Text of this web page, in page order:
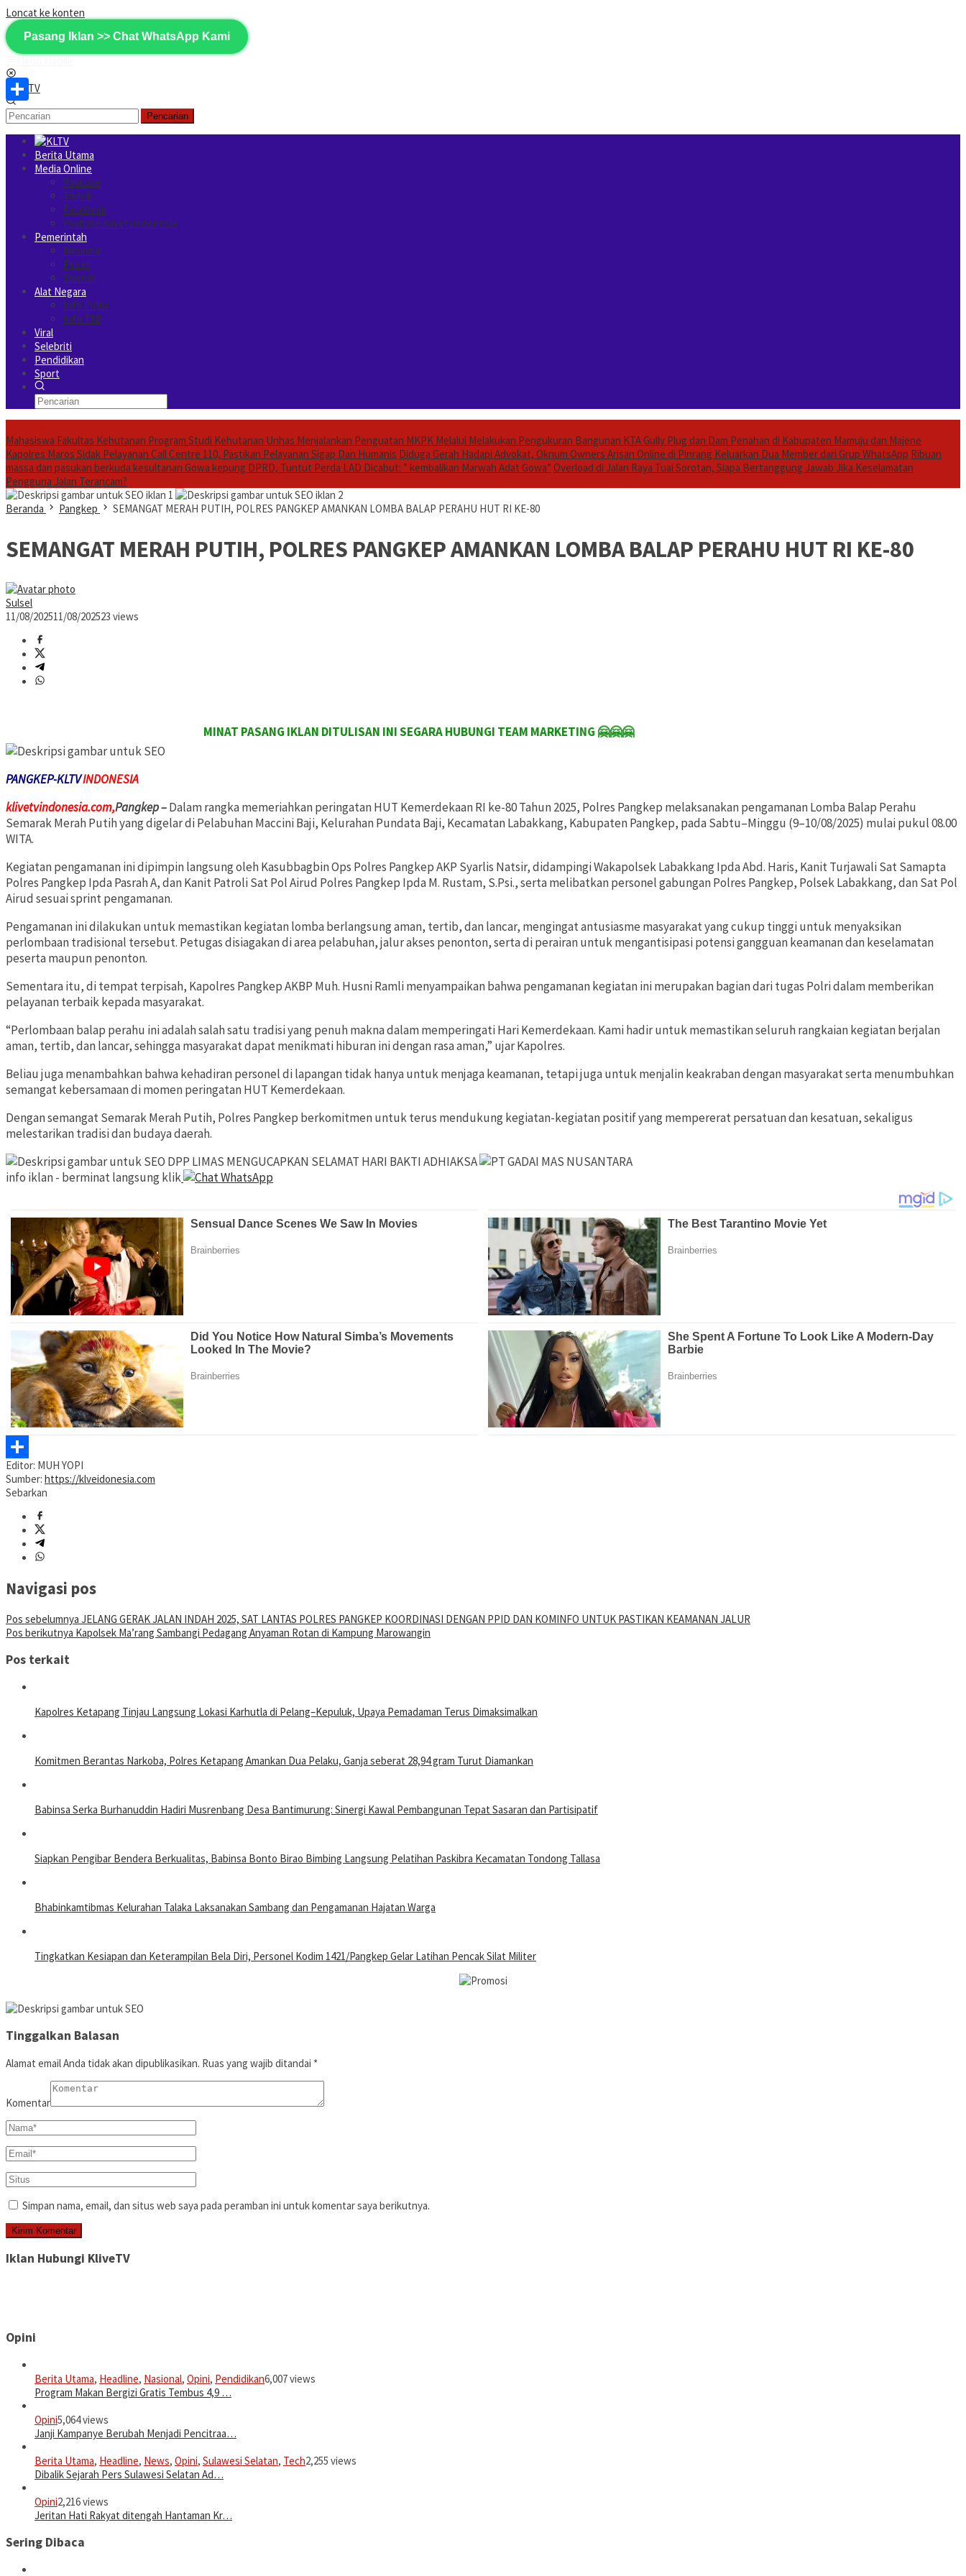
Loncat ke konten
Pasang Iklan >> Chat WhatsApp Kami
Menu Mobile
Pencarian
Berita Utama
Media Online
Youtube
Tiktok
Facebook
Youtube Klivetvindonesia
Pemerintah
Nasional
Pusat
Daerah
Alat Negara
Info Polisi
Info TNI
Viral
Selebriti
Pendidikan
Sport
Mahasiswa Fakultas Kehutanan Program Studi Kehutanan Unhas Menjalankan Penguatan MKPK Melalui Melakukan Pengukuran Bangunan KTA Gully Plug dan Dam Penahan di Kabupaten Mamuju dan Majene
Kapolres Maros Sidak Pelayanan Call Centre 110, Pastikan Pelayanan Sigap Dan Humanis Diduga Gerah Hadapi Advokat, Oknum Owners Arisan Online di Pinrang Keluarkan Dua Member dari Grup WhatsApp Ribuan
massa dan pasukan berkuda kesultanan Gowa kepung DPRD, Tuntut Perda LAD Dicabut: ” kembalikan Marwah Adat Gowa” Overload di Jalan Raya Tuai Sorotan, Siapa Bertanggung Jawab Jika Keselamatan
Pengguna Jalan Terancam?
iklan 1
iklan 2
Beranda
Pangkep SEMANGAT MERAH PUTIH, POLRES PANGKEP AMANKAN LOMBA BALAP PERAHU HUT RI KE-80
SEMANGAT MERAH PUTIH, POLRES PANGKEP AMANKAN LOMBA BALAP PERAHU HUT RI KE-80
Sulsel
11/08/202511/08/202523 views
MINAT PASANG IKLAN DITULISAN INI SEGARA HUBUNGI TEAM MARKETING 🤗🤗🤗
PANGKEP-KLTVINDONESIA
klivetvindonesia.com,Pangkep –Dalam rangka memeriahkan peringatan HUT Kemerdekaan RI ke-80 Tahun 2025, Polres Pangkep melaksanakan pengamanan Lomba Balap Perahu
Semarak Merah Putih yang digelar di Pelabuhan Maccini Baji, Kelurahan Pundata Baji, Kecamatan Labakkang, Kabupaten Pangkep, pada Sabtu–Minggu (9–10/08/2025) mulai pukul 08.00
WITA.
Kegiatan pengamanan ini dipimpin langsung oleh Kasubbagbin Ops Polres Pangkep AKP Syarlis Natsir, didampingi Wakapolsek Labakkang Ipda Abd. Haris, Kanit Turjawali Sat Samapta
Polres Pangkep Ipda Pasrah A, dan Kanit Patroli Sat Pol Airud Polres Pangkep Ipda M. Rustam, S.Psi., serta melibatkan personel gabungan Polres Pangkep, Polsek Labakkang, dan Sat Pol
Airud sesuai sprint pengamanan.
Pengamanan ini dilakukan untuk memastikan kegiatan lomba berlangsung aman, tertib, dan lancar, mengingat antusiasme masyarakat yang cukup tinggi untuk menyaksikan
perlombaan tradisional tersebut. Petugas disiagakan di area pelabuhan, jalur akses penonton, serta di perairan untuk mengantisipasi potensi gangguan keamanan dan keselamatan
peserta maupun penonton.
Sementara itu, di tempat terpisah, Kapolres Pangkep AKBP Muh. Husni Ramli menyampaikan bahwa pengamanan kegiatan ini merupakan bagian dari tugas Polri dalam memberikan
pelayanan terbaik kepada masyarakat.
“Perlombaan balap perahu ini adalah salah satu tradisi yang penuh makna dalam memperingati Hari Kemerdekaan. Kami hadir untuk memastikan seluruh rangkaian kegiatan berjalan
aman, tertib, dan lancar, sehingga masyarakat dapat menikmati hiburan ini dengan rasa aman,” ujar Kapolres.
Beliau juga menambahkan bahwa kehadiran personel di lapangan tidak hanya untuk menjaga keamanan, tetapi juga untuk menjalin keakraban dengan masyarakat serta menumbuhkan
semangat kebersamaan di momen peringatan HUT Kemerdekaan.
Dengan semangat Semarak Merah Putih, Polres Pangkep berkomitmen untuk terus mendukung kegiatan-kegiatan positif yang mempererat persatuan dan kesatuan, sekaligus
melestarikan tradisi dan budaya daerah.
DPP LIMAS MENGUCAPKAN SELAMAT HARI BAKTI ADHIAKSA
info iklan - berminat langsung klik
Share
Editor: MUH YOPI
Sumber: https://klveidonesia.com
Sebarkan
Navigasi pos
Pos sebelumnya JELANG GERAK JALAN INDAH 2025, SAT LANTAS POLRES PANGKEP KOORDINASI DENGAN PPID DAN KOMINFO UNTUK PASTIKAN KEAMANAN JALUR
Pos berikutnya Kapolsek Ma’rang Sambangi Pedagang Anyaman Rotan di Kampung Marowangin
Pos terkait
Kapolres Ketapang Tinjau Langsung Lokasi Karhutla di Pelang–Kepuluk, Upaya Pemadaman Terus Dimaksimalkan
Komitmen Berantas Narkoba, Polres Ketapang Amankan Dua Pelaku, Ganja seberat 28,94 gram Turut Diamankan
Babinsa Serka Burhanuddin Hadiri Musrenbang Desa Bantimurung: Sinergi Kawal Pembangunan Tepat Sasaran dan Partisipatif
Siapkan Pengibar Bendera Berkualitas, Babinsa Bonto Birao Bimbing Langsung Pelatihan Paskibra Kecamatan Tondong Tallasa
Bhabinkamtibmas Kelurahan Talaka Laksanakan Sambang dan Pengamanan Hajatan Warga
Tingkatkan Kesiapan dan Keterampilan Bela Diri, Personel Kodim 1421/Pangkep Gelar Latihan Pencak Silat Militer
Tinggalkan Balasan
Alamat email Anda tidak akan dipublikasikan. Ruas yang wajib ditandai *
Komentar
Simpan nama, email, dan situs web saya pada peramban ini untuk komentar saya berikutnya.
Iklan Hubungi KliveTV
Opini
Berita Utama, Headline, Nasional, Opini, Pendidikan6,007 views
Program Makan Bergizi Gratis Tembus 4,9 …
Opini5,064 views
Janji Kampanye Berubah Menjadi Pencitraa…
Berita Utama, Headline, News, Opini, Sulawesi Selatan, Tech2,255 views
Dibalik Sejarah Pers Sulawesi Selatan Ad…
Opini2,216 views
Jeritan Hati Rakyat ditengah Hantaman Kr…
Sering Dibaca
Share